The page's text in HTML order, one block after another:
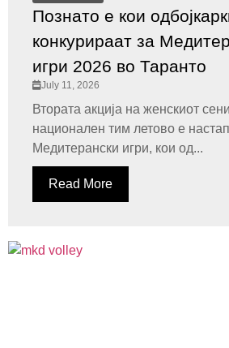
Познато е кои
конкурираат за
игри 2026 во Таранто
July 11, 2026
Втората акција на женскиот
национален тим летово е
Медитерански игри, кои од...
Read More